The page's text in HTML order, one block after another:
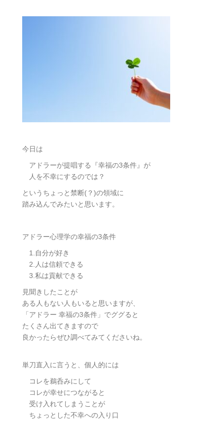
今日は
アドラーが提唱する『幸福の3条件』が
人を不幸にするのでは？
というちょっと禁断(？)の領域に
踏み込んでみたいと思います。
アドラー心理学の幸福の3条件
1.自分が好き
2.人は信頼できる
3.私は貢献できる
見聞きしたことが
ある人もない人もいると思いますが、
「アドラー 幸福の3条件」でググると
たくさん出てきますので
良かったらぜひ調べてみてくださいね。
単刀直入に言うと、個人的には
コレを鵜呑みにして
コレが幸せにつながると
受け入れてしまうことが
ちょっとした不幸への入り口